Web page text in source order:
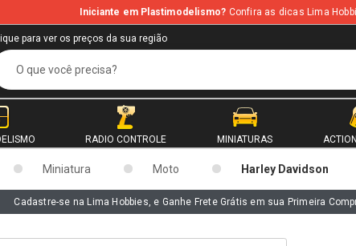
Iniciante em Plastimodelismo? Confira as dicas Lima
para ver os preços da sua região
RADIO CONTROLE MINIATURAS
Miniatura Moto Harley Davidson
Cadastre-se na Lima Hobbies, e Ganhe Frete Grátis em sua Primeira